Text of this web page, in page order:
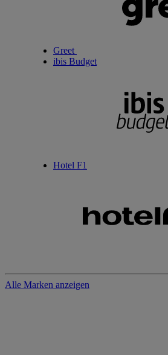
Greet
ibis Budget
Hotel F1
Alle Marken anzeigen